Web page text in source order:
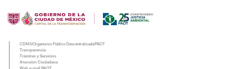
CDMX/Organismo Público Descentralizado/PAOT
Transparencia
Trámites y Servicios
Atención Ciudadana